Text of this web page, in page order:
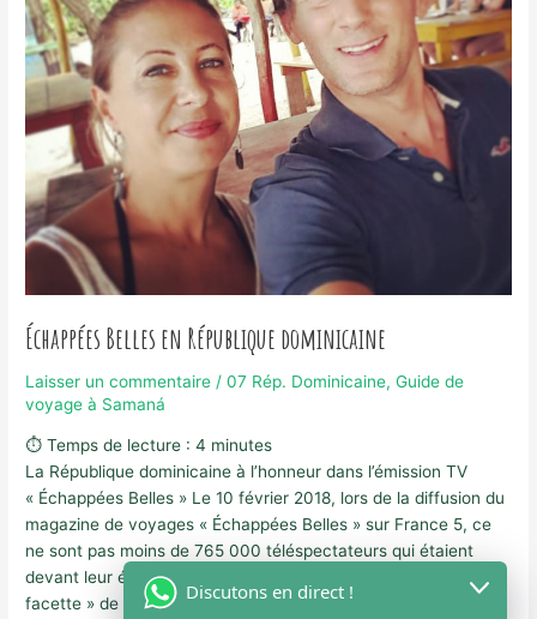
Échappées Belles en République dominicaine
Laisser un commentaire /07 Rép. Dominicaine,Guide de
voyage à Samaná
⏱ Temps de lecture :4 minutes
La République dominicaine à l’honneur dans l’émission TV
« Échappées Belles » Le 10 février 2018, lors de la diffusion du
magazine de voyages « Échappées Belles » sur France 5, ce
ne sont pas moins de 765 000 téléspectateurs qui étaient
devant leur écran en prime-time pour découvrir « l’autre
facette » de la République dominicaine, celle dont je vous
Discutons en direct !